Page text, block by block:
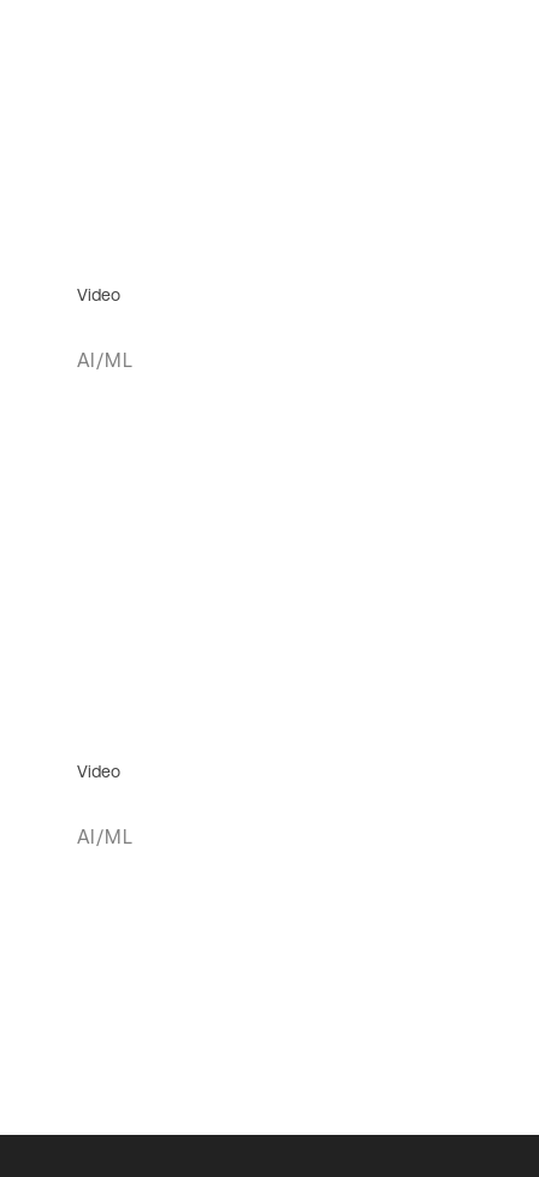
Video
AI/ML
Video
AI/ML